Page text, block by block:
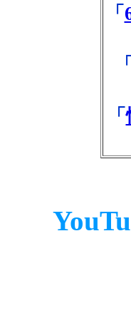
「
「
「